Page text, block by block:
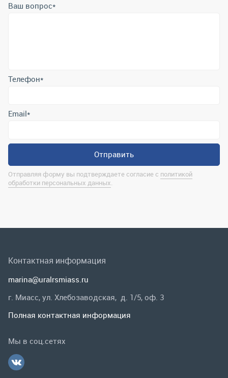
Ваш вопрос*
Отправляя форму вы подтверждаете согласие с
Спецпредложения
Контактная информация
marina@uralrsmiass.ru
Заказать звонок